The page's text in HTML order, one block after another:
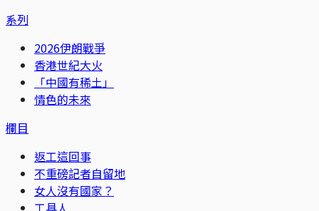
系列
2026伊朗戰爭
香港世紀大火
「中國有稀土」
情色的未來
欄目
返工這回事
不重磅記者自留地
女人沒有國家？
工具人